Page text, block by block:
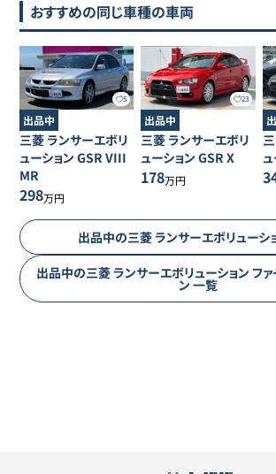
おすすめの同じ車種の車両
5
出品中
三菱ランサーエボリ
ューション GSR VIII
MR
298万円
23
出品中
三菱ランサーエボリ
ューション GSR X
178万円
出品中の三菱ランサーエボリューシ
出品中の三菱ランサーエボリューション フ
ン 一覧